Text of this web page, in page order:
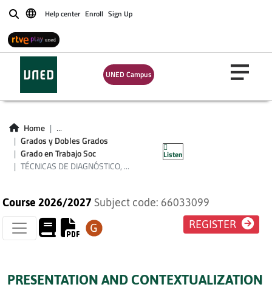
BuscarHelp center Enroll Sign Up
UNED Campus
Home
...
Grados y Dobles Grados
Grado en Trabajo Soc
TÉCNICAS DE DIAGNÓSTICO, ...
Listen
TÉCNICAS DE
DIAGNÓSTICO,
INTERVENCIÓN Y
EVALUACIÓN
SOCIAL
Course 2026/2027 Subject code: 66033099
REGISTER
PRESENTATION AND CONTEXTUALIZATION